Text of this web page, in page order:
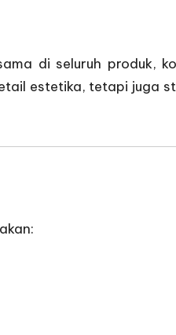
di seluruh produk,
estetika, tetapi juga